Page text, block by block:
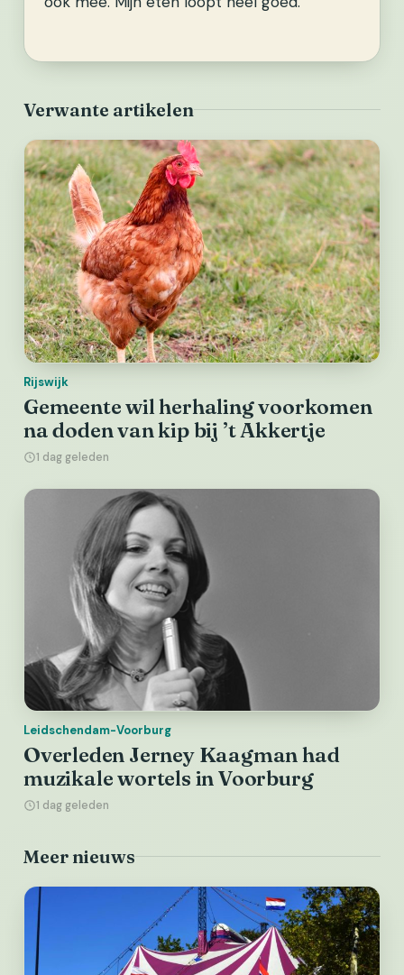
Verwante artikelen
Rijswijk
Gemeente wil herhaling voorkomen
na doden van kip bij ’t Akkertje
1 dag geleden
Leidschendam-Voorburg
Overleden Jerney Kaagman had
muzikale wortels in Voorburg
1 dag geleden
Meer nieuws